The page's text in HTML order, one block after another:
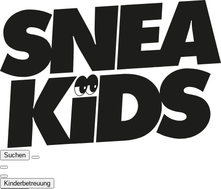
Suchen
Kinderbetreuung